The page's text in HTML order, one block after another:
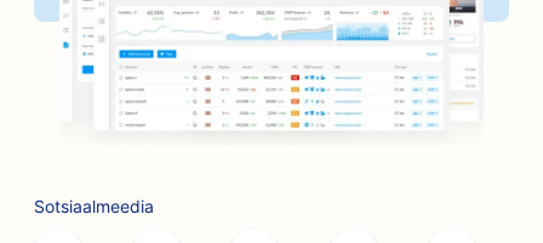
SEO lauamängude kohvikutele
SEO grillimisvõimaluste jaoks
SEO raamatupoodidele
Sotsiaalmeedia